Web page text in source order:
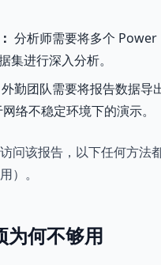
分析师需要将多个 Power
集进行深入分析。
外勤团队需要将报告数据导
络不稳定环境下的演示。
问该报告，以下任何方法
）。
为何不够用